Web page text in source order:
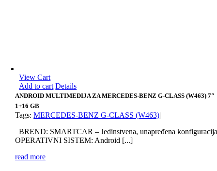
View Cart
Add to cart Details
ANDROID MULTIMEDIJA ZA MERCEDES-BENZ G-CLASS (W463) 7″
1+16 GB
Tags:MERCEDES-BENZ G-CLASS (W463)|
BREND: SMARTCAR – Jedinstvena, unapređena
OPERATIVNI SISTEM: Android [...]
read more